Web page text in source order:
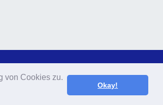
von Cookies zu.
Okay!
von Cookies zu.
Okay!